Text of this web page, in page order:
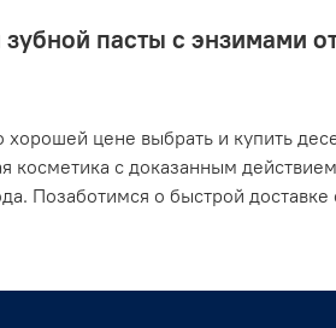
пасты с энзимами
цене выбрать и купить
косметика с доказанным
Позаботимся о быстрой